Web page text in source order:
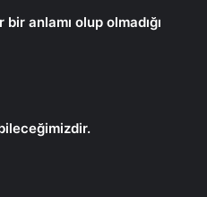
anlamı olup olmadığı